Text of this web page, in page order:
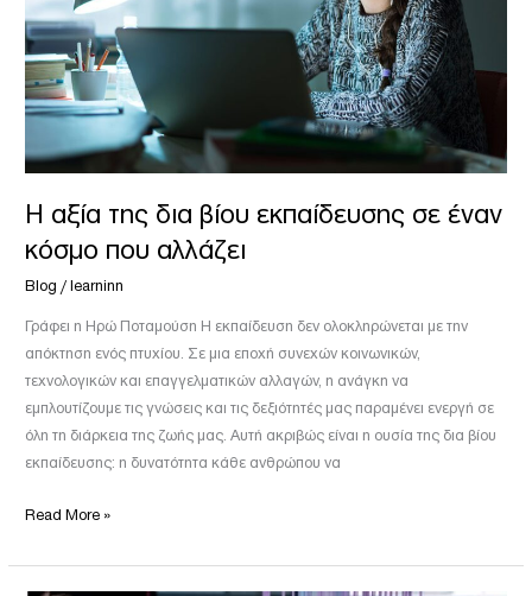
Η αξία της δια βίου εκπαίδευσης σε έναν
κόσμο που αλλάζει
Blog /learninn
Γράφει η Ηρώ Ποταμούση Η εκπαίδευση δεν ολοκληρώνεται με την
απόκτηση ενός πτυχίου. Σε μια εποχή συνεχών κοινωνικών,
τεχνολογικών και επαγγελματικών αλλαγών, η ανάγκη να
εμπλουτίζουμε τις γνώσεις και τις δεξιότητές μας παραμένει ενεργή σε
όλη τη διάρκεια της ζωής μας. Αυτή ακριβώς είναι η ουσία της δια βίου
εκπαίδευσης: η δυνατότητα κάθε ανθρώπου να
σε
έναν
κόσμο
που
Read More »